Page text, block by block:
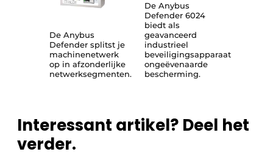
De Anybus
Defender splitst je
machinenetwerk
op in afzonderlijke
netwerksegmenten.
De Anybus
Defender 6024
biedt als
geavanceerd
industrieel
beveiligingsapparaat
ongeëvenaarde
bescherming.
Interessant artikel? Deel het
verder.